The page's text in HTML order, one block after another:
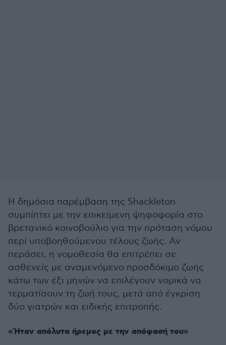
Η δημόσια παρέμβαση της Shackleton
συμπίπτει με την επικείμενη ψηφοφορία στο
βρετανικό κοινοβούλιο για την πρόταση νόμου
περί υποβοηθούμενου τέλους ζωής. Αν
περάσει, η νομοθεσία θα επιτρέπει σε
ασθενείς με αναμενόμενο προσδόκιμο ζωής
κάτω των έξι μηνών να επιλέγουν νομικά να
τερματίσουν τη ζωή τους, μετά από έγκριση
δύο γιατρών και ειδικής επιτροπής.
«Ήταν απόλυτα ήρεμος με την απόφασή του»